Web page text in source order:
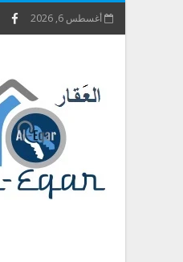
أغسطس 6, 2026